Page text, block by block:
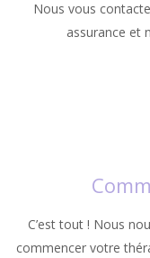
Nous vous
assurance et
C’est tout ! Nous
commencer votre